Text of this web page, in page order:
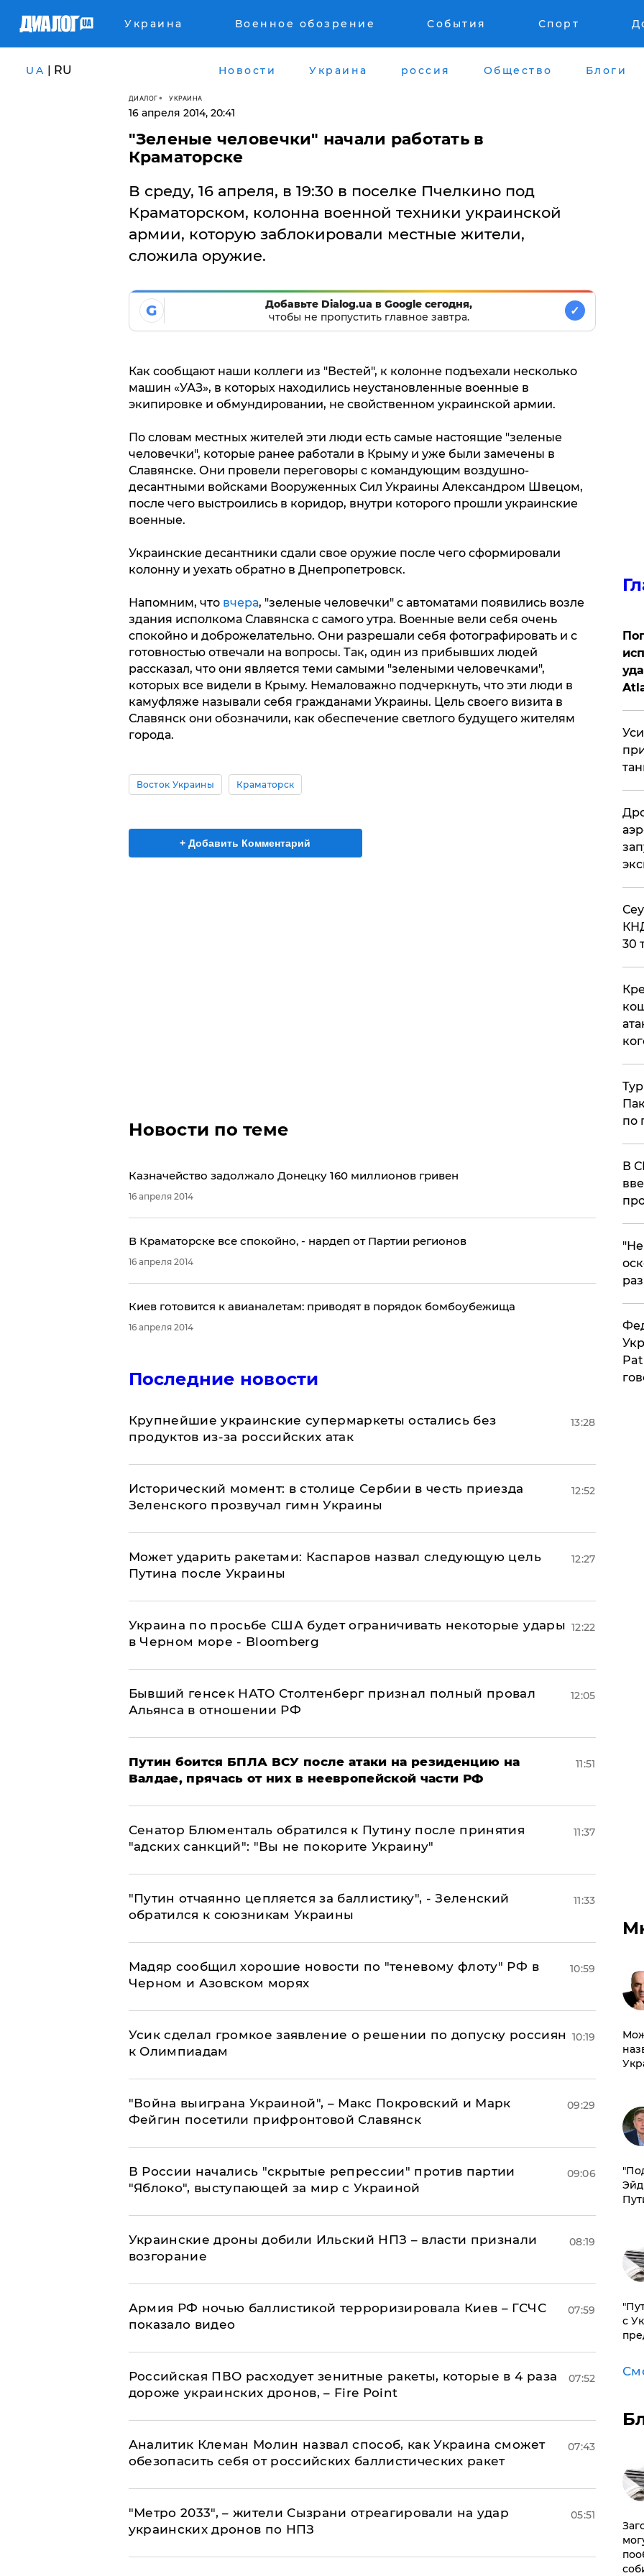
Украина Военное обозрение События Спорт
UA | RU Новости Украина россия Общество Блоги
ДИАЛОГ УКРАИНА
16 апреля 2014, 20:41
"Зеленые человечки" начали работать в
Краматорске
В среду, 16 апреля, в 19:30 в поселке Пчелкино под
Краматорском, колонна военной техники украинской
армии, которую заблокировали местные жители,
сложила оружие.
G
Добавьте Dialog.ua в Google сегодня,
чтобы не пропустить главное завтра.
✓
Как сообщают наши коллеги из "Вестей", к колонне подъехали несколько
машин «УАЗ», в которых находились неустановленные военные в
экипировке и обмундировании, не свойственном украинской армии.
По словам местных жителей эти люди есть самые настоящие "зеленые
человечки", которые ранее работали в Крыму и уже были замечены в
Славянске. Они провели переговоры с командующим воздушно-
десантными войсками Вооруженных Сил Украины Александром Швецом,
после чего выстроились в коридор, внутри которого прошли украинские
военные.
Украинские десантники сдали свое оружие после чего сформировали
колонну и уехать обратно в Днепропетровск.
Напомним, что вчера, "зеленые человечки" с автоматами появились возле
здания исполкома Славянска с самого утра. Военные вели себя очень
спокойно и доброжелательно. Они разрешали себя фотографировать и с
готовностью отвечали на вопросы. Так, один из прибывших людей
рассказал, что они является теми самыми "зелеными человечками",
которых все видели в Крыму. Немаловажно подчеркнуть, что эти люди в
камуфляже называли себя гражданами Украины. Цель своего визита в
Славянск они обозначили, как обеспечение светлого будущего жителям
города.
Восток Украины Краматорск
+ Добавить Комментарий
Новости по теме
Казначейство задолжало Донецку 160 миллионов гривен
16 апреля 2014
​В Краматорске все спокойно, - нардеп от Партии регионов
16 апреля 2014
Киев готовится к авианалетам: приводят в порядок бомбоубежища
16 апреля 2014
Последние новости
Крупнейшие украинские супермаркеты остались без
продуктов из-за российских атак
13:28
Исторический момент: в столице Сербии в честь приезда
Зеленского прозвучал гимн Украины
12:52
Может ударить ракетами: Каспаров назвал следующую цель
Путина после Украины
12:27
Украина по просьбе США будет ограничивать некоторые удары
в Черном море - Bloomberg
12:22
Бывший генсек НАТО Столтенберг признал полный провал
Альянса в отношении РФ
12:05
Путин боится БПЛА ВСУ после атаки на резиденцию на
Валдае, прячась от них в неевропейской части РФ
11:51
Сенатор Блюменталь обратился к Путину после принятия
"адских санкций": "Вы не покорите Украину"
11:37
"Путин отчаянно цепляется за баллистику", - Зеленский
обратился к союзникам Украины
11:33
Мадяр сообщил хорошие новости по "теневому флоту" РФ в
Черном и Азовском морях
10:59
Усик сделал громкое заявление о решении по допуску россиян
к Олимпиадам
10:19
"Война выиграна Украиной", – Макс Покровский и Марк
Фейгин посетили прифронтовой Славянск
09:29
В России начались "скрытые репрессии" против партии
"Яблоко", выступающей за мир с Украиной
09:06
Украинские дроны добили Ильский НПЗ – власти признали
возгорание
08:19
Армия РФ ночью баллистикой терроризировала Киев – ГСЧС
показало видео
07:59
Российская ПВО расходует зенитные ракеты, которые в 4 раза
дороже украинских дронов, – Fire Point
07:52
Аналитик Клеман Молин назвал способ, как Украина сможет
обезопасить себя от российских баллистических ракет
07:43
"Метро 2033", – жители Сызрани отреагировали на удар
украинских дронов по НПЗ
05:51
30
по
В
с